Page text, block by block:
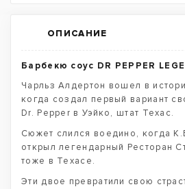
ОПИСАНИЕ
Барбекю соус DR PEPPER
Чарльз Алдертон вошел в
когда создал первый вариант
Dr. Pepper в Уэйко, штат Техас.
Сюжет слился воедино, когда
открыл легендарный Ресторан
тоже в Техасе.
Эти двое превратили свою